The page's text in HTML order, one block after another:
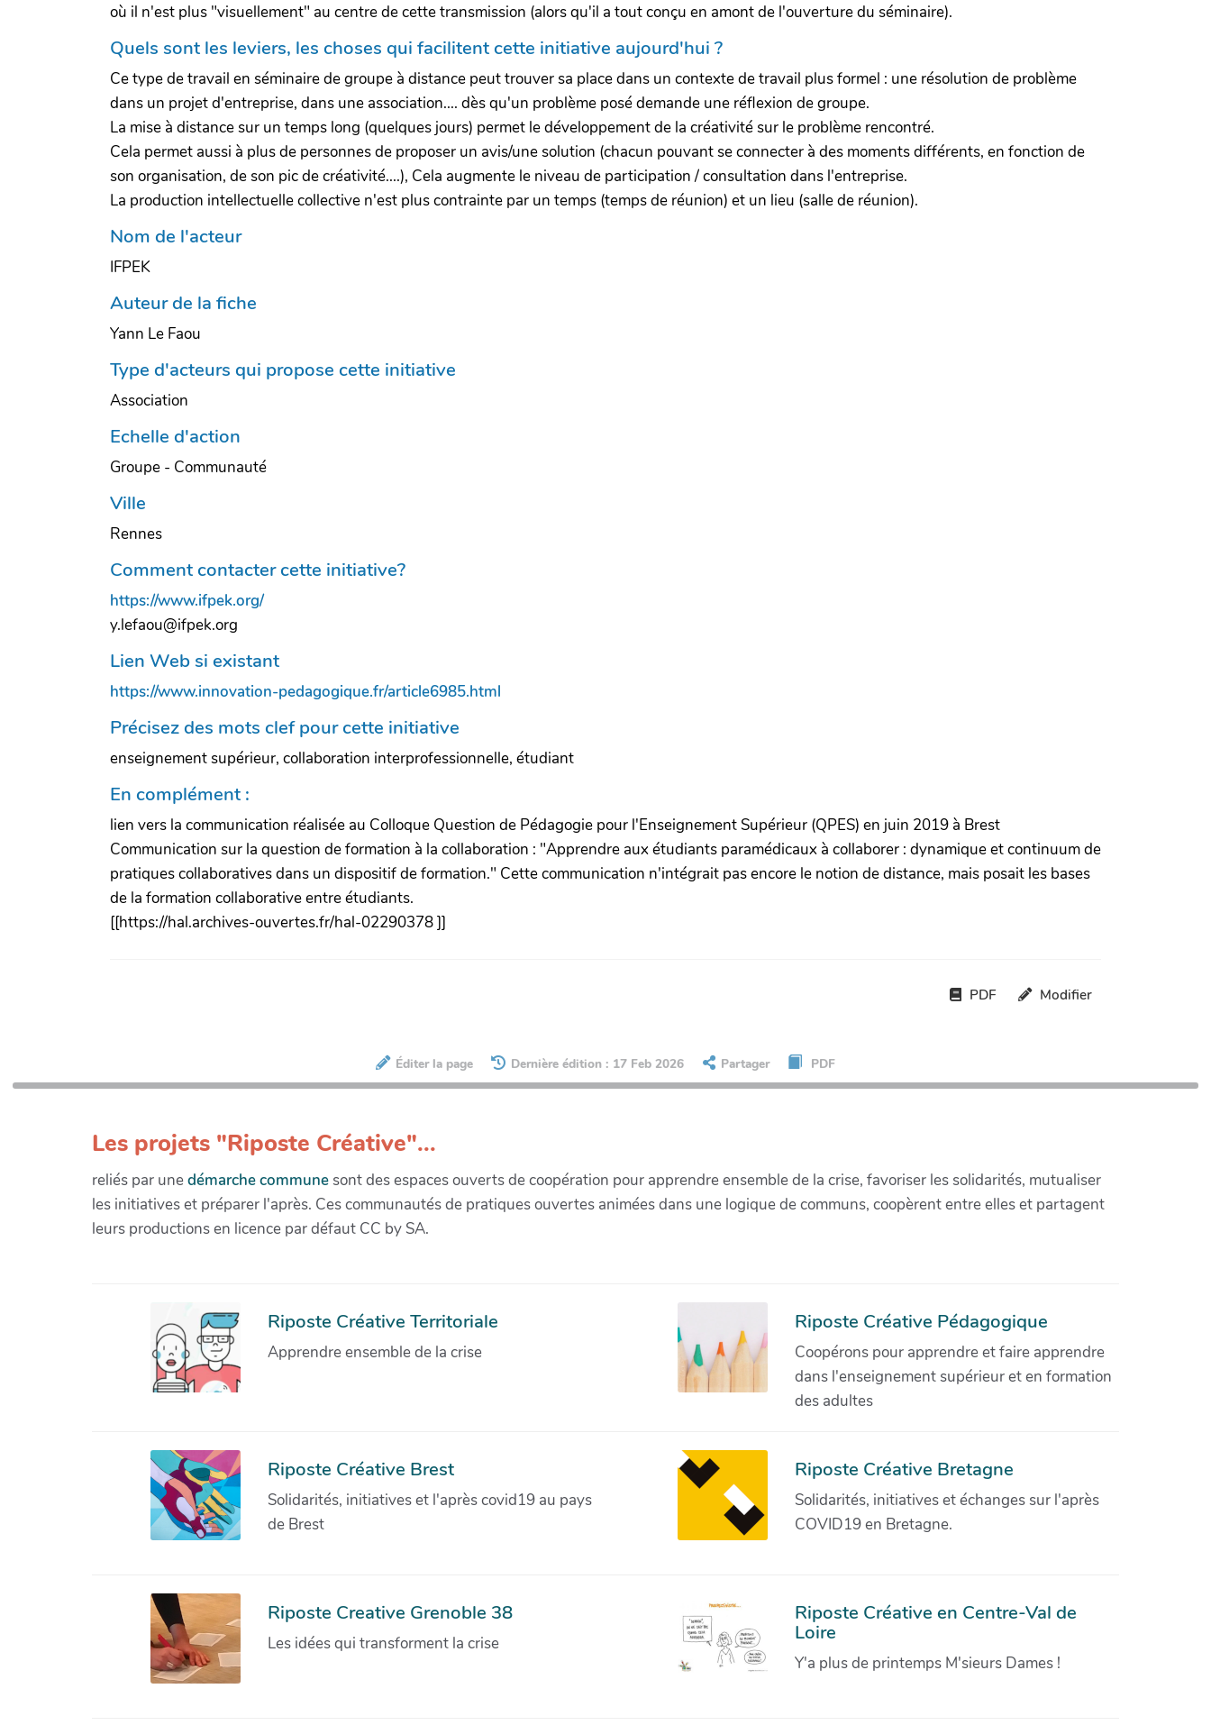
où il n'est plus "visuellement" au centre de cette transmission (alors qu'il a tout conçu en amont de l'ouverture du séminaire).
Quels sont les leviers, les choses qui facilitent cette initiative aujourd'hui ?
Ce type de travail en séminaire de groupe à distance peut trouver sa place dans un contexte de travail plus formel : une résolution de problème
dans un projet d'entreprise, dans une association.... dès qu'un problème posé demande une réflexion de groupe.
La mise à distance sur un temps long (quelques jours) permet le développement de la créativité sur le problème rencontré.
Cela permet aussi à plus de personnes de proposer un avis/une solution (chacun pouvant se connecter à des moments différents, en fonction de
son organisation, de son pic de créativité....), Cela augmente le niveau de participation / consultation dans l'entreprise.
La production intellectuelle collective n'est plus contrainte par un temps (temps de réunion) et un lieu (salle de réunion).
Nom de l'acteur
IFPEK
Auteur de la fiche
Yann Le Faou
Type d'acteurs qui propose cette initiative
Association
Echelle d'action
Groupe - Communauté
Ville
Rennes
Comment contacter cette initiative?
https://www.ifpek.org/
y.lefaou@ifpek.org
Lien Web si existant
https://www.innovation-pedagogique.fr/article6985.html
Précisez des mots clef pour cette initiative
enseignement supérieur, collaboration interprofessionnelle, étudiant
En complément :
lien vers la communication réalisée au Colloque Question de Pédagogie pour l'Enseignement Supérieur (QPES) en juin 2019 à Brest
Communication sur la question de formation à la collaboration : "Apprendre aux étudiants paramédicaux à collaborer : dynamique et continuum de
pratiques collaboratives dans un dispositif de formation." Cette communication n'intégrait pas encore le notion de distance, mais posait les bases
de la formation collaborative entre étudiants.
[[https://hal.archives-ouvertes.fr/hal-02290378 ]]
PDF Modifier
Éditer la page Dernière édition : 17 Feb 2026 Partager PDF